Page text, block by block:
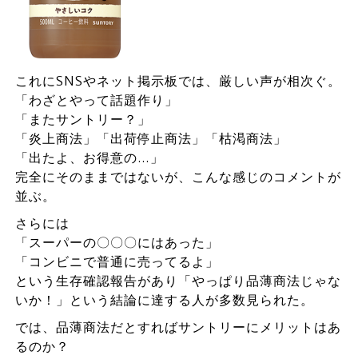
これにSNSやネット掲示板では、厳しい声が相次ぐ。
「わざとやって話題作り」
「またサントリー？」
「炎上商法」「出荷停止商法」「枯渇商法」
「出たよ、お得意の…」
完全にそのままではないが、こんな感じのコメントが
並ぶ。
さらには
「スーパーの〇〇〇にはあった」
「コンビニで普通に売ってるよ」
という生存確認報告があり「やっぱり品薄商法じゃな
いか！」という結論に達する人が多数見られた。
では、品薄商法だとすればサントリーにメリットはあ
るのか？